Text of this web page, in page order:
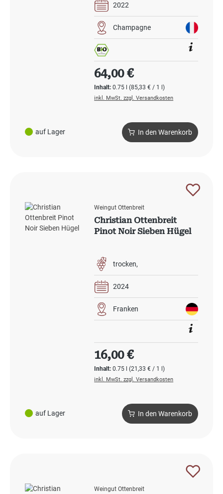
auf Lager
2022
Champagne
Inhalt:0.75 l(85,33 € / 1 l)
Regulärer Preis:
64,00 €
inkl. MwSt. zzgl. Versandkosten
In den Warenkorb
auf Lager
Weingut Ottenbreit
Christian Ottenbreit
Pinot Noir Sieben Hügel
trocken
2024
Franken
Inhalt:0.75 l(21,33 € / 1 l)
Regulärer Preis:
16,00 €
inkl. MwSt. zzgl. Versandkosten
In den Warenkorb
Weingut Ottenbreit